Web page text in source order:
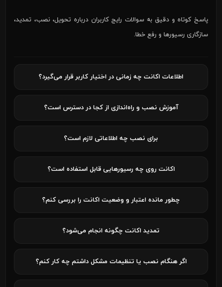
پاسخ کوتاه و دقیق به سوالات رایج کاربران درباره تحویل، نصب، تمدید،
سازگاری رسیورها و رفع خطا.
اطلاعات اکانت چه زمانی در اختیار کاربر قرار می‌گیرد؟
آموزش نصب و راه‌اندازی از کجا در دسترس است؟
برای نصب چه اطلاعاتی لازم است؟
اکانت روی چه رسیورهایی قابل استفاده است؟
چطور مانده اعتبار و وضعیت اکانت را بررسی کنم؟
تمدید اکانت چگونه انجام می‌شود؟
اگر هنگام نصب یا تنظیمات مشکل داشتم چه کار کنم؟